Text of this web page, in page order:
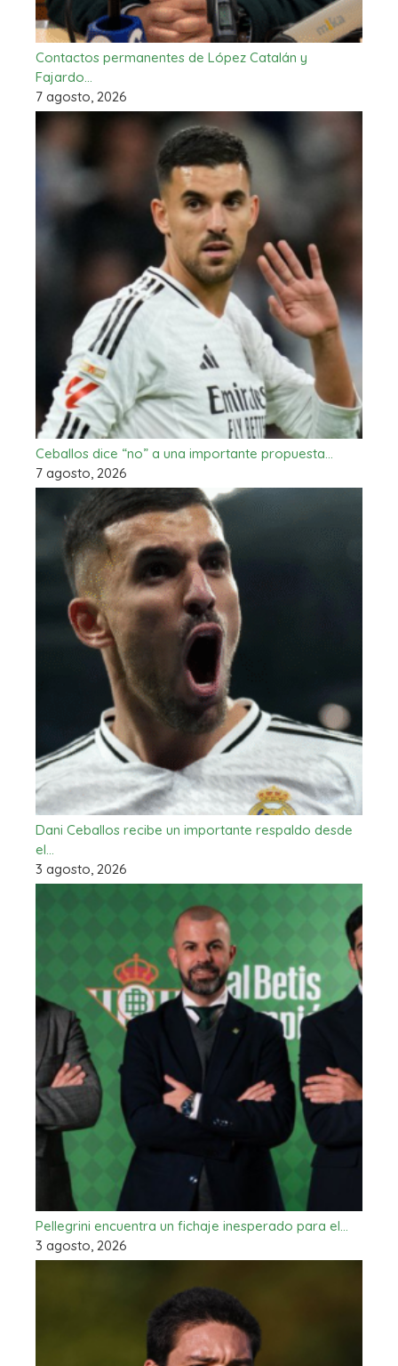
Contactos permanentes de López Catalán y
Fajardo…
7 agosto, 2026
Ceballos dice “no” a una importante propuesta…
7 agosto, 2026
Dani Ceballos recibe un importante respaldo desde
el…
3 agosto, 2026
Pellegrini encuentra un fichaje inesperado para el…
3 agosto, 2026